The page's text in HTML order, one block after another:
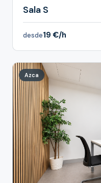
Sala S
desde19 €/h
Azca